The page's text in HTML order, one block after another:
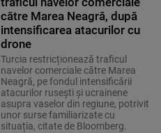
către Marea Neagră, după
intensificarea atacurilor cu
drone
Turcia restricționează traficul
navelor comerciale către Marea
Neagră, pe fondul intensificării
atacurilor rusești și ucrainene
asupra vaselor din regiune, potrivit
unor surse familiarizate cu
situația, citate de Bloomberg.